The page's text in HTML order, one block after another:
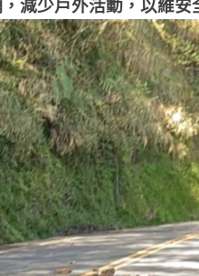
減少戶外活動，以維安